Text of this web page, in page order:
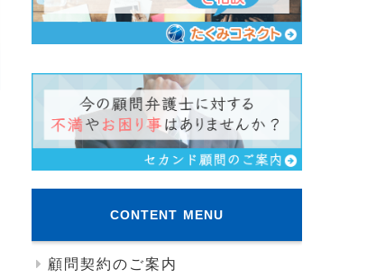
CONTENT MENU
顧問契約のご案内